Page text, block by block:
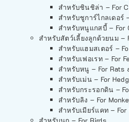
สำหรับชินชิล่า – For
สำหรับชูการ์ไกลเดอร์
สำหรับหนูแกสบี้ – For
สำหรับสัตว์เลี้ยงลูกด้วยนม –
สำหรับแฮมสเตอร์ –
สำหรับเฟอเรท – For
สำหรับหนู – For Rats
สำหรับเม่น – For
สำหรับกระรอกดิน –
สำหรับลิง – For
สำหรับเมียร์แคท – For